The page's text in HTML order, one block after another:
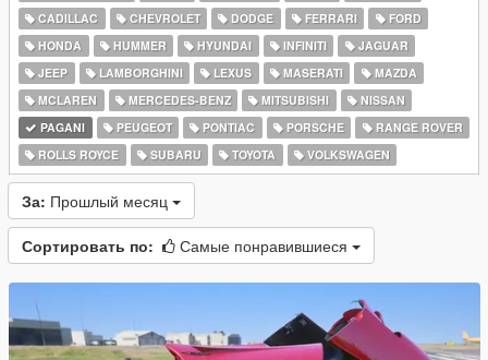
CADILLAC
CHEVROLET DODGE FERRARI
FORD
HONDA
HUMMER HYUNDAI INFINITI
JAGUAR
JEEP
LAMBORGHINI LEXUS MASERATI
MAZDA
MCLAREN
MERCEDES-BENZ MITSUBISHI
NISSAN
PAGANI
PEUGEOT PONTIAC PORSCHE
RANGE ROVER
ROLLS ROYCE
SUBARU TOYOTA VOLKSWAGEN
За: Прошлый месяц
Сортировать по: Самые понравившиеся